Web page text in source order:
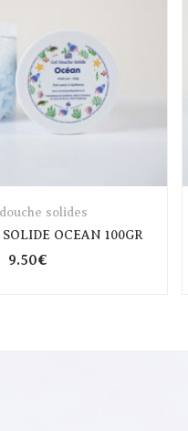
solides
OCEAN 100GR
9.50€